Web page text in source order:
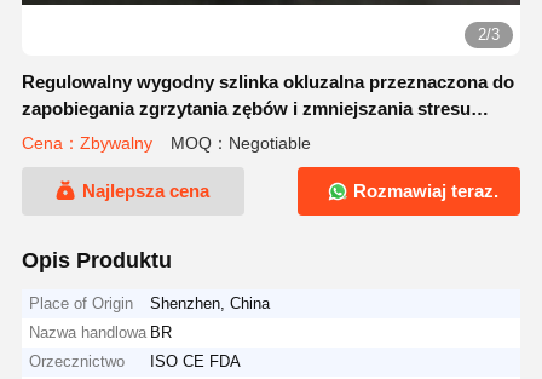
2/3
Regulowalny wygodny szlinka okluzalna przeznaczona do
zapobiegania zgrzytania zębów i zmniejszania stresu
mięśni szczęki
Cena：Zbywalny MOQ：Negotiable
Najlepsza cena Rozmawiaj teraz.
Opis Produktu
Place of Origin
Shenzhen, China
Nazwa handlowa BR
Orzecznictwo
ISO CE FDA